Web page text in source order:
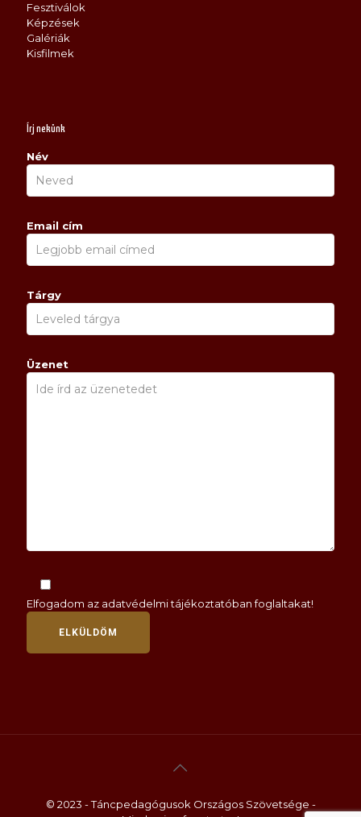
Fesztiválok
Képzések
Galériák
Kisfilmek
Írj nekünk
Név
Email cím
Tárgy
Üzenet
Elfogadom az adatvédelmi tájékoztatóbanfoglaltakat!
© 2023 - Táncpedagógusok Országos Szövetsége -